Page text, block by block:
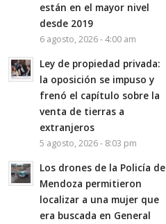
están en el mayor nivel
desde 2019
6 agosto, 2026 - 4:00 am
Ley de propiedad privada:
la oposición se impuso y
frenó el capítulo sobre la
venta de tierras a
extranjeros
5 agosto, 2026 - 8:03 pm
Los drones de la Policía de
Mendoza permitieron
localizar a una mujer que
era buscada en General